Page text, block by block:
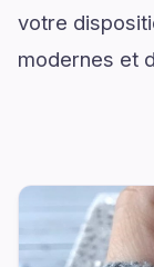
votre
modernes et